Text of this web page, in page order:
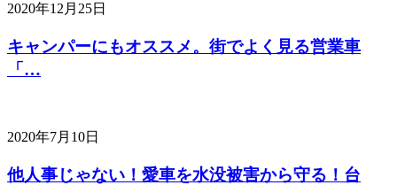
2020年12月25日
キャンパーにもオススメ。街でよく見る営業車
「…
2020年7月10日
他人事じゃない！愛車を水没被害から守る！台